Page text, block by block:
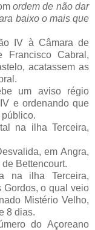
ordem de não dar
baixo o mais que
IV à Câmara de
Cabral,
acatassem as
um aviso régio
e ordenando que
na ilha Terceira,
em Angra,
Bettencourt.
na ilha Terceira,
Gordos, o qual veio
Mistério Velho,
8 dias.
do Açoreano